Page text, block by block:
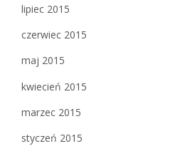
lipiec 2015
czerwiec 2015
maj 2015
kwiecień 2015
marzec 2015
styczeń 2015